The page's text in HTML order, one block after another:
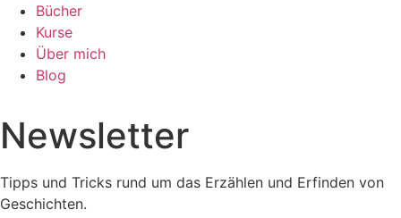
Bücher
Kurse
Über mich
Blog
Newsletter
Tipps und Tricks rund um das Erzählen und Erfinden von
Geschichten.